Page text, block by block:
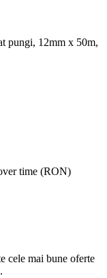
pungi, 12mm x 50m,
time (RON)
cele mai bune oferte